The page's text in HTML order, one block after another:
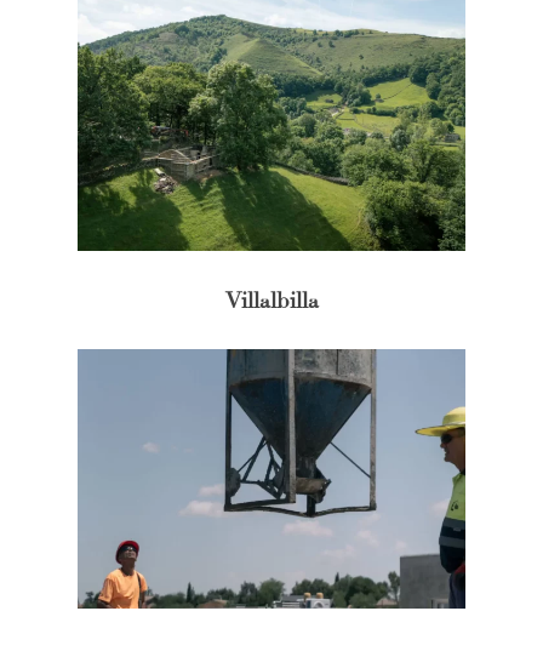
Villalbilla